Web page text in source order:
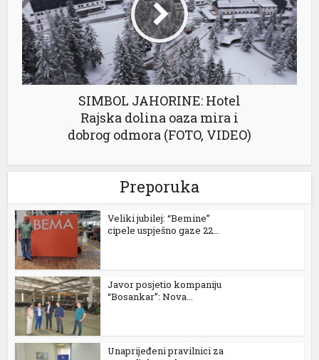
100 mg
fiyat
fiyat
2026 fiyatları
giriş
giriş
satın al
SIMBOL JAHORINE: Hotel
Rajska dolina oaza mira i
dobrog odmora (FOTO, VIDEO)
Preporuka
Veliki jubilej: “Bemine”
cipele uspješno gaze 22...
Javor posjetio kompaniju
“Bosankar”: Nova...
Unaprijeđeni pravilnici za